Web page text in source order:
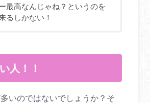
最高なんじゃね？というのを
るしかない！
人！！
いのではないでしょうか？そ